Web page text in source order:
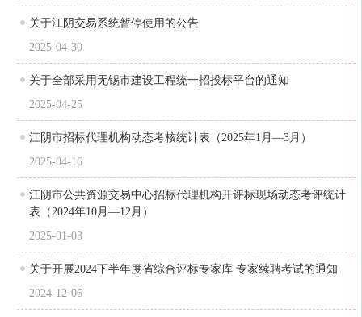
关于江阴交易系统暂停使用的公告
2025-04-30
关于全部采用无锡市建设工程统一招投标平台的通知
2025-04-25
江阴市招标代理机构动态考核统计表（2025年1月—3月）
2025-04-16
江阴市公共资源交易中心招标代理机构开评标现场动态考评统计
表（2024年10月—12月）
2025-01-03
关于开展2024下半年度省综合评标专家库 专家续聘考试的通知
2024-12-06